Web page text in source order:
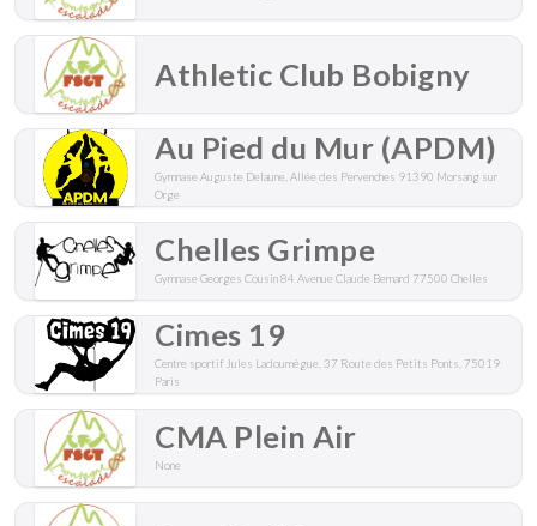
Athletic Club Bobigny
Au Pied du Mur (APDM)
Gymnase Auguste Delaune, Allée des Pervenches 91390 Morsang sur
Orge
Chelles Grimpe
Gymnase Georges Cousin 84 Avenue Claude Bernard 77500 Chelles
Cimes 19
Centre sportif Jules Ladoumègue, 37 Route des Petits Ponts, 75019
Paris
CMA Plein Air
None